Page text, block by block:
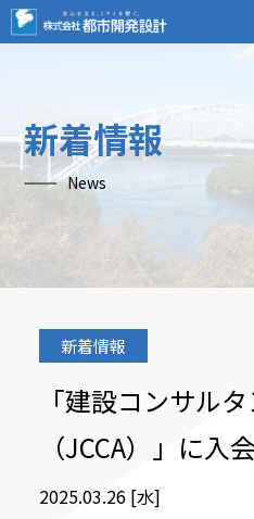
新着情報
News
新着情報
「建設コンサル
（JCCA）」に入
2025.03.26 [水]